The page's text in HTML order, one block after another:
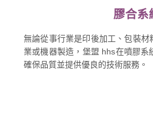
膠合系
無論從事行業是印後加工、包裝
業或機器製造，堡盟 hhs在噴膠系
確保品質並提供優良的技術服務。